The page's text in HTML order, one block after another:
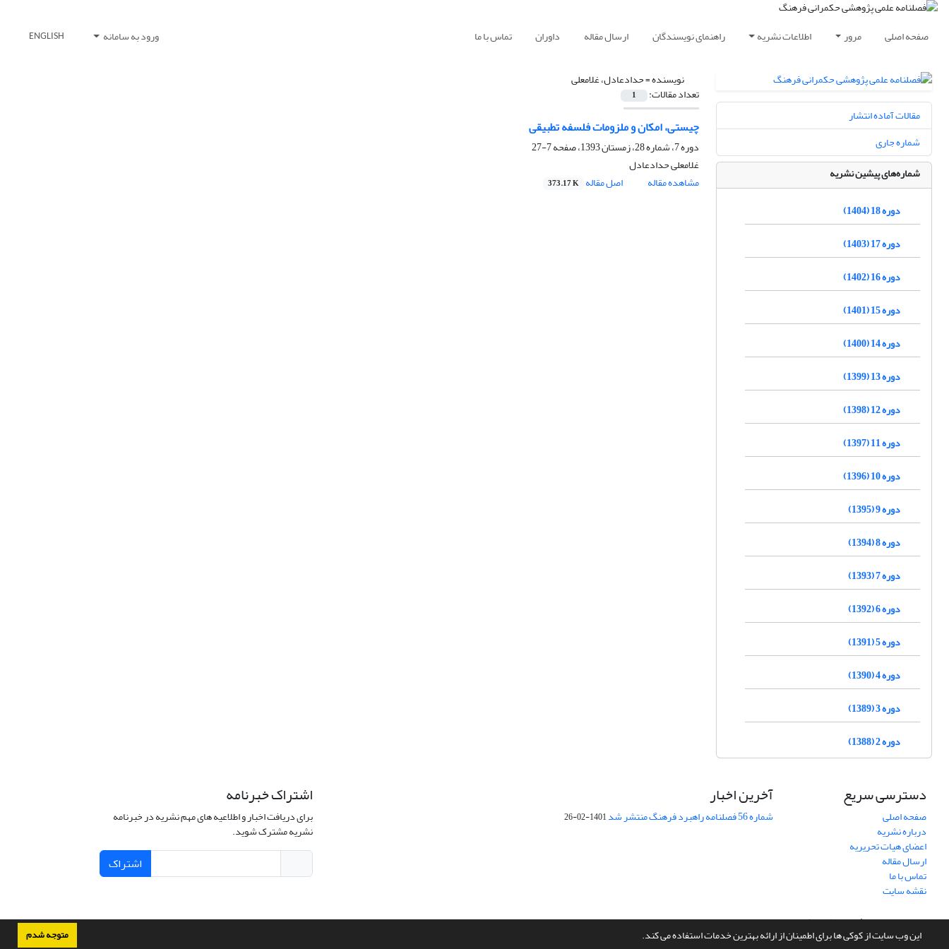
این وب سایت از کوکی ها برای اطمینان از ارائه بهترین خدمات استفاده می کند. متوجه شدم
صفحه اصلی مرور اطلاعات نشریه راهنمای نویسندگان ارسال مقاله داوران تماس با ما ورود به سامانه ENGLISH
نویسنده =حدادعادل، غلامعلی
تعداد مقالات: 1
چیستی، امکان و ملزومات فلسفه تطبیقی
دوره 7، شماره 28، زمستان 1393، صفحه
7-27
غلامعلی حدادعادل
مشاهده مقاله
اصل مقاله 373.17 K
مقالات آماده انتشار
شماره جاری
شماره‌های پیشین نشریه
دوره 18 (1404)
دوره 17 (1403)
دوره 16 (1402)
دوره 15 (1401)
دوره 14 (1400)
دوره 13 (1399)
دوره 12 (1398)
دوره 11 (1397)
دوره 10 (1396)
دوره 9 (1395)
دوره 8 (1394)
دوره 7 (1393)
دوره 6 (1392)
دوره 5 (1391)
دوره 4 (1390)
دوره 3 (1389)
دوره 2 (1388)
دسترسی سریع
صفحه اصلی
درباره نشریه
اعضای هیات تحریریه
ارسال مقاله
تماس با ما
نقشه سایت
آخرین اخبار
شماره 56 فصلنامه راهبرد فرهنگ منتشر شد 1401-02-26
اشتراک خبرنامه
برای دریافت اخبار و اطلاعیه های مهم نشریه در خبرنامه
نشریه مشترک شوید.
اشتراک
سامانه مدیریت نشریات علمی.طراحی و پیاده سازی ازسیناوب